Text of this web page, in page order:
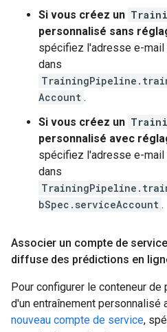
Si vous créez un
personnalisé sans
spécifiez l'adresse e-
dans
Account .
Si vous créez un
personnalisé avec
spécifiez l'adresse e-
dans
bSpec.serviceAccount .
Associer un compte de
diffuse des prédictions en
Pour configurer le conteneur de
d'un entraînement personnalisé
nouveau compte de service,